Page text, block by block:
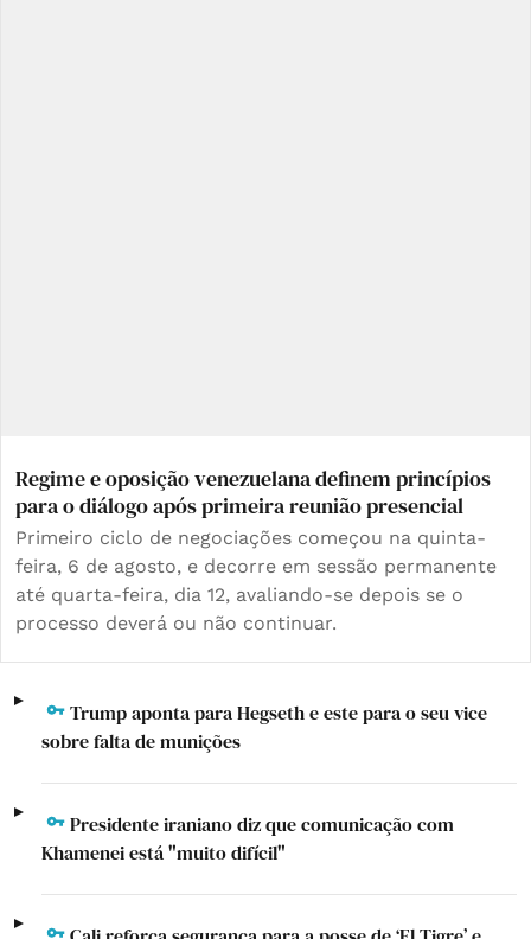
Trump aponta para Hegseth e este para o seu vice
sobre falta de munições
Presidente iraniano diz que comunicação com
Khamenei está "muito difícil"
Regime e oposição venezuelana definem princípios
para o diálogo após primeira reunião presencial
Primeiro ciclo de negociações começou na quinta-
feira, 6 de agosto, e decorre em sessão permanente
até quarta-feira, dia 12, avaliando-se depois se o
processo deverá ou não continuar.